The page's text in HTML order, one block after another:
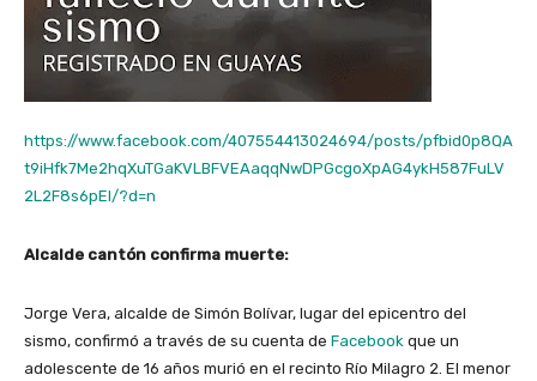
https://www.facebook.com/407554413024694/posts/pfbid0p8QA
t9iHfk7Me2hqXuTGaKVLBFVEAaqqNwDPGcgoXpAG4ykH587FuLV
2L2F8s6pEl/?d=n
Alcalde cantón confirma muerte:
Jorge Vera, alcalde de Simón Bolívar, lugar del epicentro del
sismo, confirmó a través de su cuenta de Facebook que un
adolescente de 16 años murió en el recinto Río Milagro 2. El menor